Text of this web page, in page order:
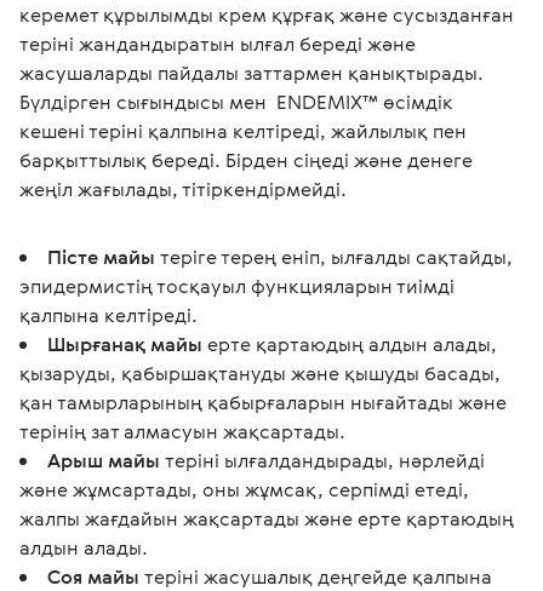
керемет құрылымды крем құрғақ және сусызданған
теріні жандандыратын ылғал береді және
жасушаларды пайдалы заттармен қанықтырады.
Бүлдірген сығындысы мен  ENDEMIX™ өсімдік
кешені теріні қалпына келтіреді, жайлылық пен
барқыттылық береді. Бірден сіңеді және денеге
жеңіл жағылады, тітіркендірмейді.
Пісте майы теріге терең еніп, ылғалды сақтайды,
эпидермистің тосқауыл функцияларын тиімді
қалпына келтіреді.
Шырғанақ майы ерте қартаюдың алдын алады,
қызаруды, қабыршақтануды және қышуды басады,
қан тамырларының қабырғаларын нығайтады және
терінің зат алмасуын жақсартады.
Арыш майы теріні ылғалдандырады, нәрлейді
және жұмсартады, оны жұмсақ, серпімді етеді,
жалпы жағдайын жақсартады және ерте қартаюдың
алдын алады.
Соя майы теріні жасушалық деңгейде қалпына